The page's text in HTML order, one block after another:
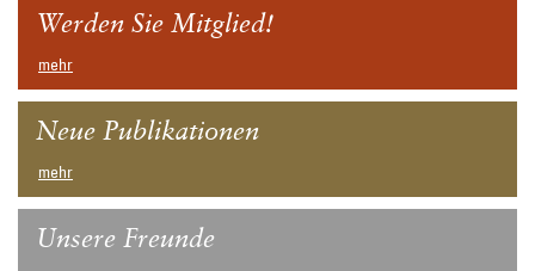
Werden Sie Mitglied!
mehr
Neue Publikationen
mehr
Unsere Freunde